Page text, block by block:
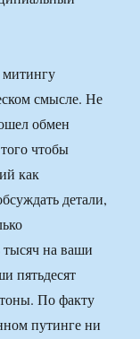
митингу
смысле. Не
обмен
чтобы
как
детали,
тысяч на ваши
пятьдесят
По факту
путинге ни